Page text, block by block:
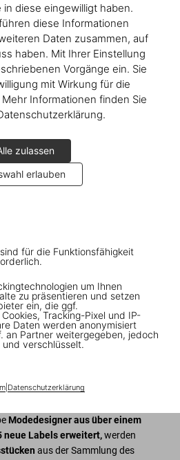
in diese eingewilligt haben.
diese Informationen
Daten zusammen, auf
haben. Mit Ihrer Einstellung
Vorgänge ein. Sie
mit Wirkung für die
Informationen finden Sie
zulassen
erlauben
für die Funktionsfähigkeit
um Ihnen
zu präsentieren und setzen
ein, die ggf.
Tracking-Pixel und IP-
Daten werden anonymisiert
an Partner weitergegeben, jedoch
verschlüsselt.
| Datenschutzerklärung
A–Z. 2020 Edition
100
Warenkorb
:Auf Lager
Modedesigner aus über einem
neue Labels erweitert,werden
aus der Sammlung des